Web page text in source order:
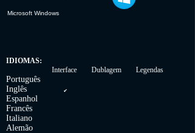
Microsoft Windows
IDIOMAS:
Interface Dublagem Legendas
Português
Inglês
Espanhol
Francês
Italiano
Alemão
✔